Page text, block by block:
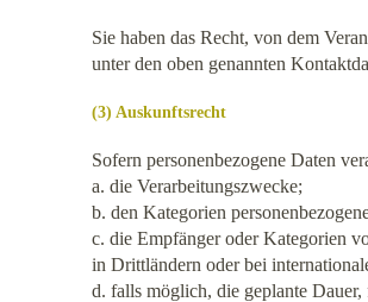
Sie haben das Recht, von dem
unter den oben genannten
(3) Auskunftsrecht
Sofern personenbezogene Daten
a. die Verarbeitungszwecke;
b. den Kategorien
c. die Empfänger oder Kategorien
in Drittländern oder bei
d. falls möglich, die geplante